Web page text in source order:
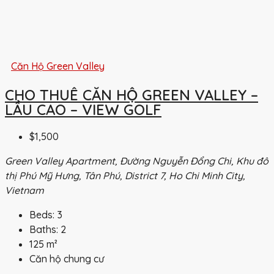
Căn Hộ Green Valley
CHO THUÊ CĂN HỘ GREEN VALLEY –
LẦU CAO – VIEW GOLF
$1,500
Green Valley Apartment, Đường Nguyễn Đổng Chi, Khu đô
thị Phú Mỹ Hưng, Tân Phú, District 7, Ho Chi Minh City,
Vietnam
Beds: 3
Baths: 2
125 m²
Căn hộ chung cư